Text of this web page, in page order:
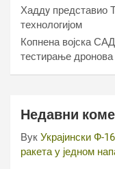
Хаддy представио
технологијом
Копнена војска
тестирање
Недавни
Вук Украјински Ф-
ракета у једном